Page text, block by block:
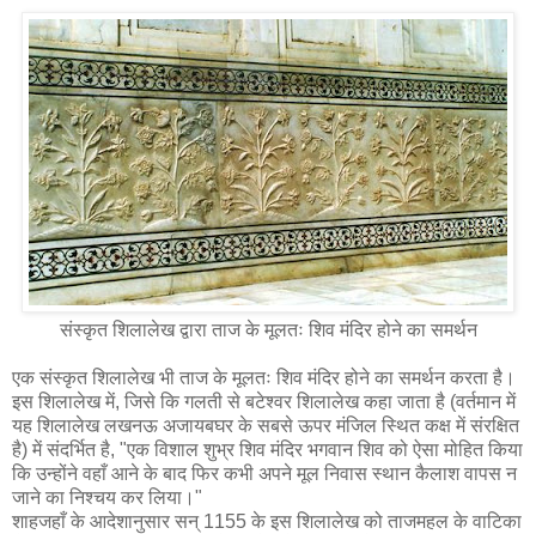
संस्कृत शिलालेख द्वारा ताज के मूलतः शिव मंदिर होने का समर्थन
एक संस्कृत शिलालेख भी ताज के मूलतः शिव मंदिर होने का समर्थन करता है।
इस शिलालेख में, जिसे कि गलती से बटेश्वर शिलालेख कहा जाता है (वर्तमान में
यह शिलालेख लखनऊ अजायबघर के सबसे ऊपर मंजिल स्थित कक्ष में संरक्षित
है) में संदर्भित है, "एक विशाल शुभ्र शिव मंदिर भगवान शिव को ऐसा मोहित किया
कि उन्होंने वहाँ आने के बाद फिर कभी अपने मूल निवास स्थान कैलाश वापस न
जाने का निश्चय कर लिया।"
शाहजहाँ के आदेशानुसार सन् 1155 के इस शिलालेख को ताजमहल के वाटिका